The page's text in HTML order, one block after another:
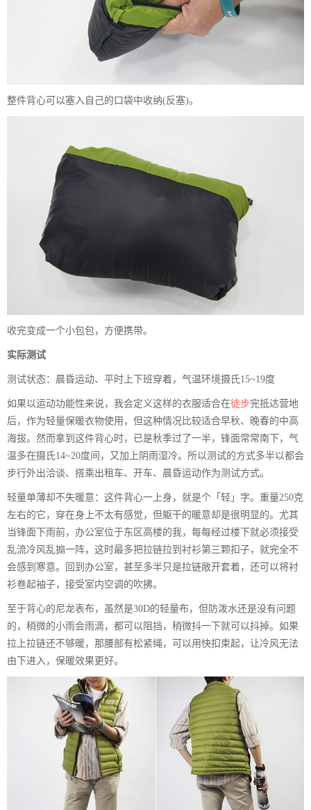
整件背心可以塞入自己的口袋中收纳(反塞)。
收完变成一个小包包，方便携带。
实际测试
测试状态：晨昏运动、平时上下班穿着，气温环境摄氏15~19度
如果以运动功能性来说，我会定义这样的衣服适合在徒步完抵达营地
后，作为轻量保暖衣物使用，但这种情况比较适合早秋、晚春的中高
海拔。然而拿到这件背心时，已是秋季过了一半，锋面常常南下，气
温多在摄氏14~20度间，又加上阴雨湿冷。所以测试的方式多半以都会
步行外出洽谈、搭乘出租车、开车、晨昏运动作为测试方式。
轻量单薄却不失暖意：这件背心一上身，就是个「轻」字。重量250克
左右的它，穿在身上不太有感觉，但躯干的暖意却是很明显的。尤其
当锋面下雨前，办公室位于东区高楼的我，每每经过楼下就必须接受
乱流冷风乱搧一阵，这时最多把拉链拉到衬衫第三颗扣子，就完全不
会感到寒意。回到办公室，甚至多半只是拉链敞开套着，还可以将衬
衫卷起袖子，接受室内空调的吹拂。
至于背心的尼龙表布，虽然是30D的轻量布，但防泼水还是没有问题
的，稍微的小雨会雨滴，都可以阻挡，稍微抖一下就可以抖掉。如果
拉上拉链还不够暖，那腰部有松紧绳，可以用快扣束起，让冷风无法
由下进入，保暖效果更好。